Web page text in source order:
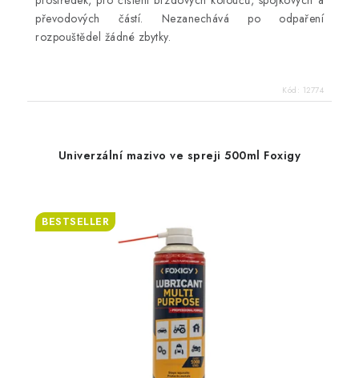
převodových částí. Nezanechává po odpaření
rozpouštědel žádné zbytky.
Kód: 12774
Univerzální mazivo ve spreji 500ml Foxigy
BESTSELLER